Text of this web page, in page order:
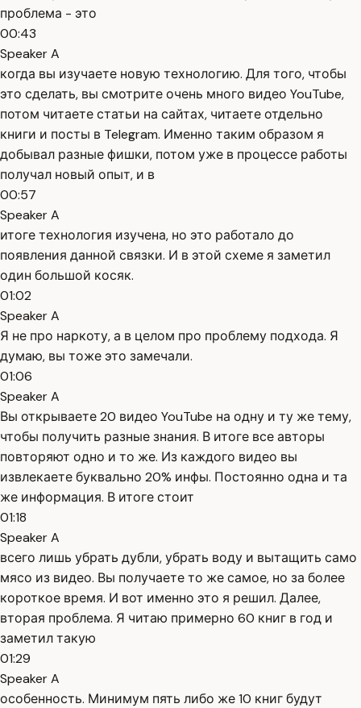
проблема - это
00:43
Speaker A
когда вы изучаете новую технологию. Для того, чтобы
это сделать, вы смотрите очень много видео YouTube,
потом читаете статьи на сайтах, читаете отдельно
книги и посты в Telegram. Именно таким образом я
добывал разные фишки, потом уже в процессе работы
получал новый опыт, и в
00:57
Speaker A
итоге технология изучена, но это работало до
появления данной связки. И в этой схеме я заметил
один большой косяк.
01:02
Speaker A
Я не про наркоту, а в целом про проблему подхода. Я
думаю, вы тоже это замечали.
01:06
Speaker A
Вы открываете 20 видео YouTube на одну и ту же тему,
чтобы получить разные знания. В итоге все авторы
повторяют одно и то же. Из каждого видео вы
извлекаете буквально 20% инфы. Постоянно одна и та
же информация. В итоге стоит
01:18
Speaker A
всего лишь убрать дубли, убрать воду и вытащить само
мясо из видео. Вы получаете то же самое, но за более
короткое время. И вот именно это я решил. Далее,
вторая проблема. Я читаю примерно 60 книг в год и
заметил такую
01:29
Speaker A
особенность. Минимум пять либо же 10 книг будут